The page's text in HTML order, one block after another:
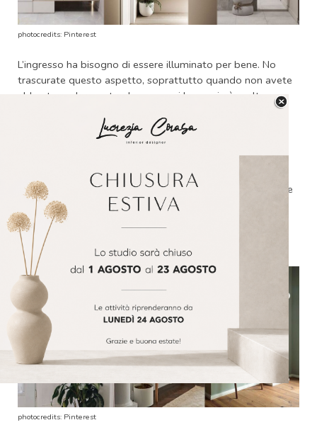
photocredits: Pinterest
L’ingresso ha bisogno di essere illuminato per bene. No
trascurate questo aspetto, soprattutto quando non avete
abbastanza luce naturale e magari lo spazio è molto
piccole sospensioni,che aggiungono un tocco di
personalità e movimento, oppure optate per un
. Se avete un ingresso
ampio e spazioso, si può scegliere anche un
che catturi da subito l’attenzione ( occhio alle dimensioni e
alle proporzioni mi raccomando).
5_ Aggiungete un tocco di verde
photocredits: Pinterest